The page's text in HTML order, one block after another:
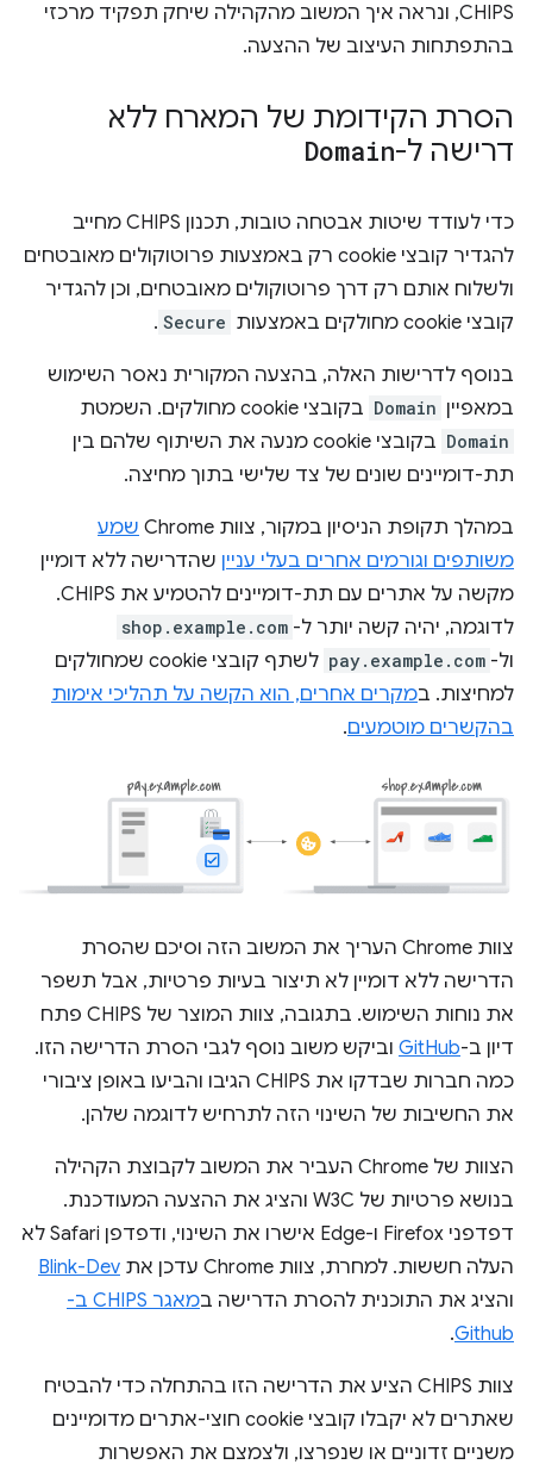
CHIPS, ונראה איך המשוב מהקהילה שיחק תפקיד מרכזי
בהתפתחות העיצוב של ההצעה.
הסרת הקידומת של המארח ללא
דרישה ל-Domain
כדי לעודד שיטות אבטחה טובות, תכנון CHIPS מחייב
להגדיר קובצי cookie רק באמצעות פרוטוקולים מאובטחים
ולשלוח אותם רק דרך פרוטוקולים מאובטחים, וכן להגדיר
קובצי cookie מחולקים באמצעות
Secure
.
בנוסף לדרישות האלה, בהצעה המקורית נאסר השימוש
במאפיין Domain בקובצי cookie מחולקים. השמטת
Domain
בקובצי cookie מנעה את השיתוף שלהם בין
תת-דומיינים שונים של צד שלישי בתוך מחיצה.
במהלך תקופת הניסיון במקור, צוות Chrome
שמע
משותפים וגורמים אחרים בעלי עניין שהדרישה ללא דומיין
מקשה על אתרים עם תת-דומיינים להטמיע את CHIPS.
לדוגמה, יהיה קשה יותר ל- shop.example.com
ול- pay.example.com
לשתף קובצי cookie שמחולקים
למחיצות. במקרים אחרים, הוא הקשה על תהליכי אימות
בהקשרים מוטמעים.
צוות Chrome העריך את המשוב הזה וסיכם שהסרת
הדרישה ללא דומיין לא תיצור בעיות פרטיות, אבל תשפר
את נוחות השימוש. בתגובה, צוות המוצר של CHIPS פתח
דיון ב-GitHub וביקש משוב נוסף לגבי הסרת הדרישה הזו.
כמה חברות שבדקו את CHIPS הגיבו והביעו באופן ציבורי
את החשיבות של השינוי הזה לתרחיש לדוגמה שלהן.
הצוות של Chrome העביר את המשוב לקבוצת הקהילה
בנושא פרטיות של W3C והציג את ההצעה המעודכנת.
דפדפני Firefox ו-Edge אישרו את השינוי, ודפדפן Safari לא
העלה חששות. למחרת, צוות Chrome עדכן את
Blink-Dev
והציג את התוכנית להסרת הדרישה ב
מאגר CHIPS ב-
Github
.
צוות CHIPS הציע את הדרישה הזו בהתחלה כדי להבטיח
שאתרים לא יקבלו קובצי cookie חוצי-אתרים מדומיינים
משניים זדוניים או שנפרצו, ולצמצם את האפשרות